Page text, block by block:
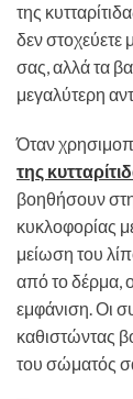
της
δεν στοχεύετε
σας, αλλά τα
μεγαλύτερη
Όταν
της
βοηθήσουν
κυκλοφορίας
μείωση του
από το δέρμα,
εμφάνιση. Οι
καθιστώντας
του σώματός